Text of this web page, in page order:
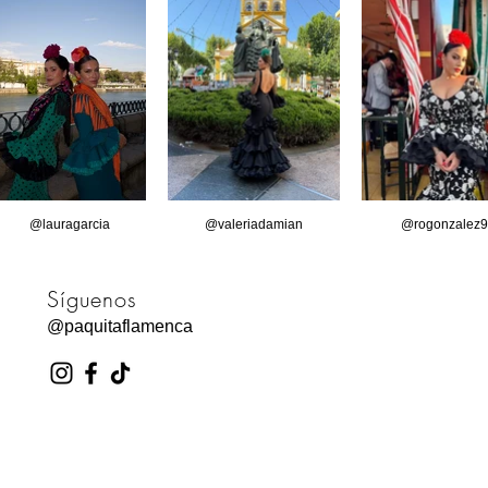
@lauragarcia @valeriadamian
Síguenos
@paquitaflamenca